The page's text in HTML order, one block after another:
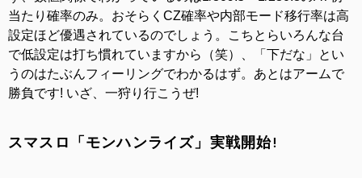
当たり確率のみ。おそらくCZ確率や内部モード移行率は高
設定ほど優遇されているのでしょう。こちとらいろんな台
で低設定は打ち慣れていますから（笑）、「下だな」とい
うのはたぶんフィーリングでわかるはず。あとはアームで
勝負です! いざ、一狩り行こうぜ!
スマスロ「モンハンライズ」実戦開始!